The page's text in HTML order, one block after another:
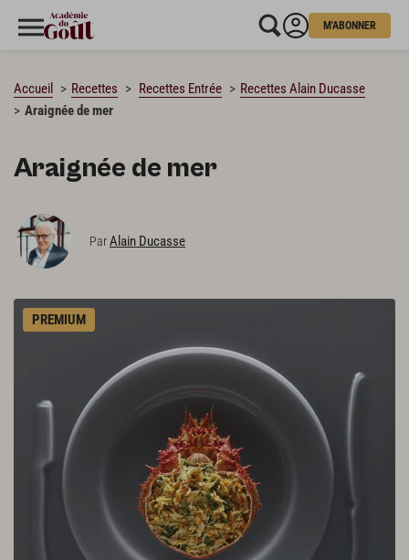
M'ABONNER
Accueil Recettes Recettes Entrée
Recettes Alain Ducasse
Araignée de mer
Araignée de mer
ParAlain Ducasse
PREMIUM
CHARGEMENT…